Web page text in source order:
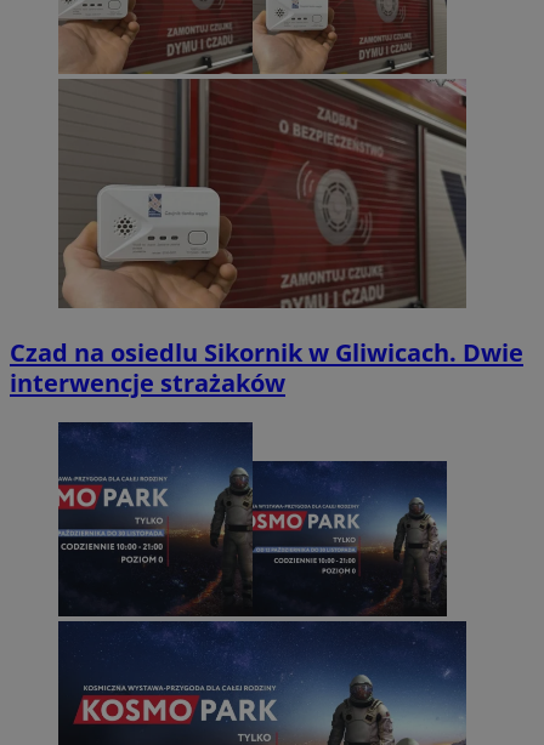
Czad na osiedlu Sikornik w Gliwicach. Dwie
interwencje strażaków